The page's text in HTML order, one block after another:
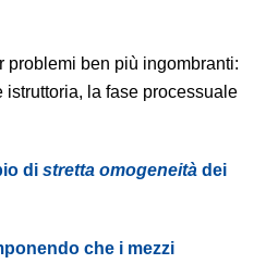
problemi ben più ingombranti:
la fase processuale
di stretta omogeneità dei
che i mezzi